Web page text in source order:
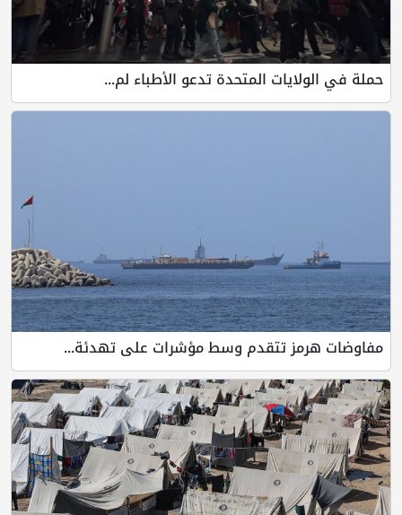
حملة في الولايات المتحدة تدعو الأطباء لم...
مفاوضات هرمز تتقدم وسط مؤشرات على تهدئة...